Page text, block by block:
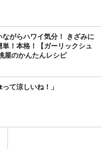
ながらハワイ気分！ きざみに
単！本格！【ガーリックシュ
屋のかんたんレシピ
て涼しいね！」